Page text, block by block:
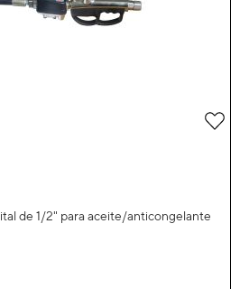
de 1/2" para aceite/anticongelante